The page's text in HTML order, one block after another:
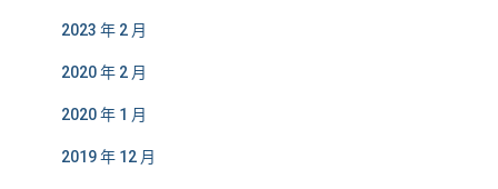
2023 年 2 月
2020 年 2 月
2020 年 1 月
2019 年 12 月